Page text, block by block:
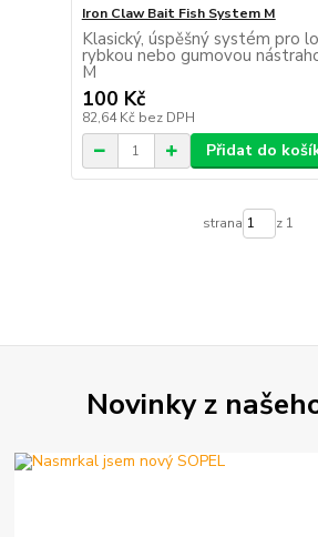
Iron Claw Bait Fish System M
Klasický, úspěšný systém pro
rybkou nebo gumovou
M
100 Kč
82,64 Kč bez DPH
Přidat do
strana z 1
Novinky z